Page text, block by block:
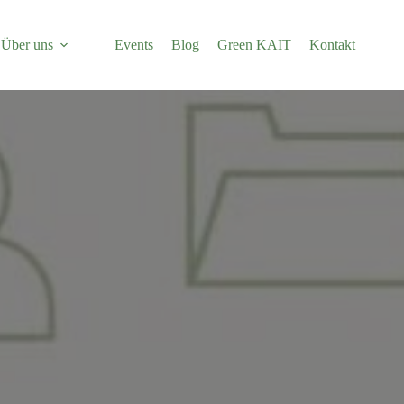
Über uns Events Blog Green KAIT Kontakt